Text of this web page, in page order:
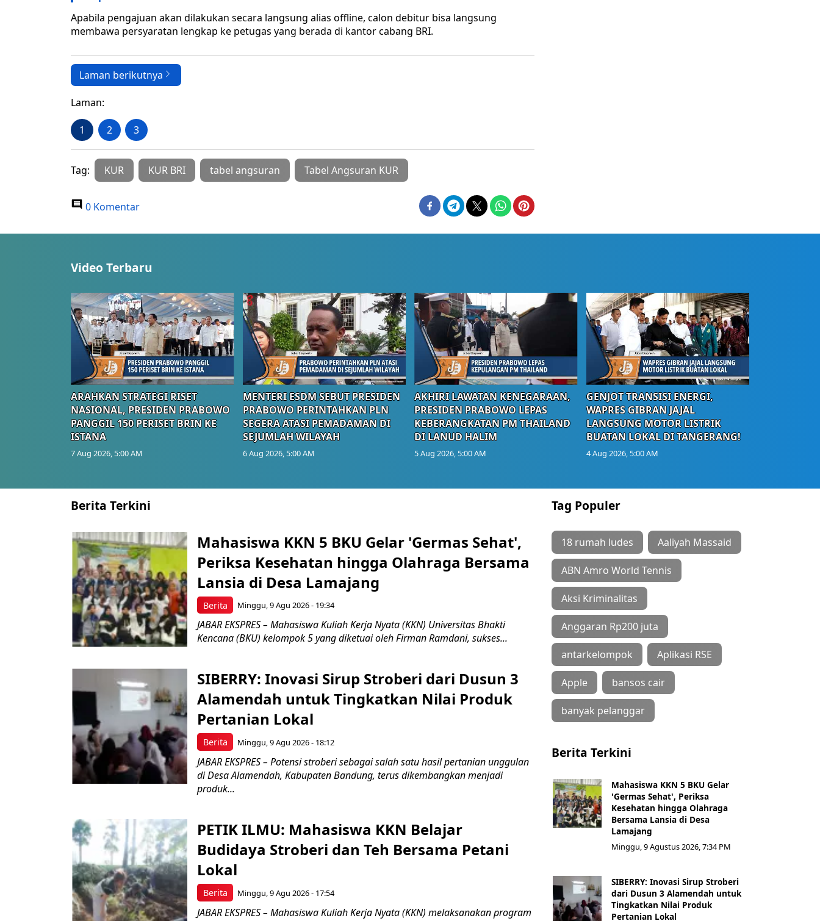
Apabila pengajuan akan dilakukan secara langsung alias offline, calon debitur bisa langsung
membawa persyaratan lengkap ke petugas yang berada di kantor cabang BRI.
Laman berikutnya
Laman:
1 2 3
Tag: KUR KUR BRI tabel angsuran Tabel Angsuran KUR
0 Komentar
Video Terbaru
ARAHKAN STRATEGI RISET
NASIONAL, PRESIDEN PRABOWO
PANGGIL 150 PERISET BRIN KE
ISTANA
7 Aug 2026, 5:00 AM
MENTERI ESDM SEBUT PRESIDEN
PRABOWO PERINTAHKAN PLN
SEGERA ATASI PEMADAMAN DI
SEJUMLAH WILAYAH
6 Aug 2026, 5:00 AM
AKHIRI LAWATAN KENEGARAAN,
PRESIDEN PRABOWO LEPAS
KEBERANGKATAN PM THAILAND
DI LANUD HALIM
5 Aug 2026, 5:00 AM
GENJOT TRANSISI ENERGI,
WAPRES GIBRAN JAJAL
LANGSUNG MOTOR LISTRIK
BUATAN LOKAL DI TANGERANG!
4 Aug 2026, 5:00 AM
Berita Terkini
Berita
Mahasiswa KKN 5 BKU Gelar 'Germas Sehat',
Periksa Kesehatan hingga Olahraga Bersama
Lansia di Desa Lamajang
Minggu, 9 Agu 2026 - 19:34
JABAR EKSPRES – Mahasiswa Kuliah Kerja Nyata (KKN) Universitas Bhakti
Kencana (BKU) kelompok 5 yang diketuai oleh Firman Ramdani, sukses...
Berita
SIBERRY: Inovasi Sirup Stroberi dari Dusun 3
Alamendah untuk Tingkatkan Nilai Produk
Pertanian Lokal
Minggu, 9 Agu 2026 - 18:12
JABAR EKSPRES – Potensi stroberi sebagai salah satu hasil pertanian unggulan
di Desa Alamendah, Kabupaten Bandung, terus dikembangkan menjadi
produk...
Berita
PETIK ILMU: Mahasiswa KKN Belajar
Budidaya Stroberi dan Teh Bersama Petani
Lokal
Minggu, 9 Agu 2026 - 17:54
JABAR EKSPRES – Mahasiswa Kuliah Kerja Nyata (KKN) melaksanakan program
Tag Populer
18 rumah ludes Aaliyah Massaid
ABN Amro World Tennis
Aksi Kriminalitas
Anggaran Rp200 juta
antarkelompok Aplikasi RSE
Apple bansos cair
banyak pelanggar
Berita Terkini
Mahasiswa KKN 5 BKU Gelar
'Germas Sehat', Periksa
Kesehatan hingga Olahraga
Bersama Lansia di Desa
Lamajang
Minggu, 9 Agustus 2026, 7:34 PM
SIBERRY: Inovasi Sirup Stroberi
dari Dusun 3 Alamendah untuk
Tingkatkan Nilai Produk
Pertanian Lokal